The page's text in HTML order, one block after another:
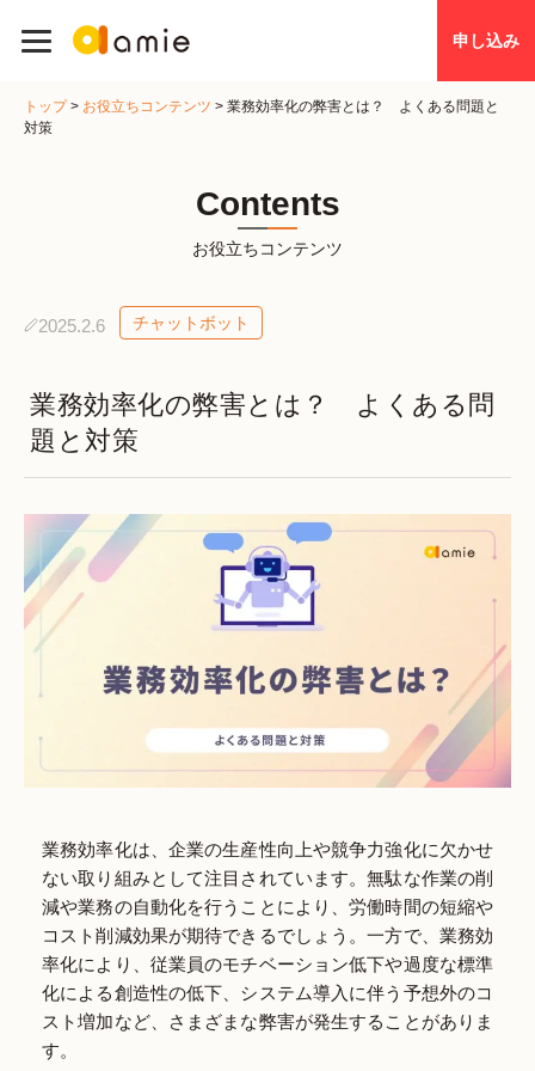
申し込み
トップ> お役立ちコンテンツ > 業務効率化の弊害とは？ よくある問題と
対策
Contents
お役立ちコンテンツ
2025.2.6 チャットボット
業務効率化の弊害とは？ よくある問
題と対策
業務効率化は、企業の生産性向上や競争力強化に欠かせ
ない取り組みとして注目されています。無駄な作業の削
減や業務の自動化を行うことにより、労働時間の短縮や
コスト削減効果が期待できるでしょう。一方で、業務効
率化により、従業員のモチベーション低下や過度な標準
化による創造性の低下、システム導入に伴う予想外のコ
スト増加など、さまざまな弊害が発生することがありま
す。